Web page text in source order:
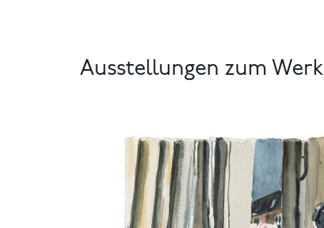
Ausstellungen zum Werk